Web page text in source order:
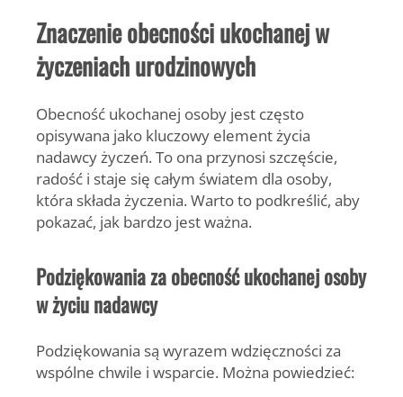
Znaczenie obecności ukochanej w
życzeniach urodzinowych
Obecność ukochanej osoby jest często
opisywana jako kluczowy element życia
nadawcy życzeń. To ona przynosi szczęście,
radość i staje się całym światem dla osoby,
która składa życzenia. Warto to podkreślić, aby
pokazać, jak bardzo jest ważna.
Podziękowania za obecność ukochanej osoby
w życiu nadawcy
Podziękowania są wyrazem wdzięczności za
wspólne chwile i wsparcie. Można powiedzieć: